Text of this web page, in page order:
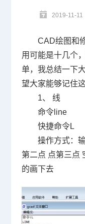
2019-11-11
CAD绘图和
用可能是十几个
单，我总结一下
望大家能够记住
1、 线
命令line
快捷命令L
操作方式：
第二点 点第三点
的画下去